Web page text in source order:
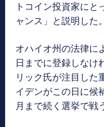
トコイン投資家にと
ャンス」と説明した。
オハイオ州の法律に
日までに登録しなけ
リック氏が注目した
イデンがこの日に候
月まで続く選挙で戦